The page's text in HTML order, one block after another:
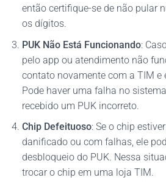
então certifique-se de não pular
os dígitos.
PUK Não Está Funcionando:
pelo app ou atendimento não
contato novamente com a TIM e
Pode haver uma falha no
recebido um PUK incorreto.
Chip Defeituoso: Se o chip
danificado ou com falhas, ele
desbloqueio do PUK. Nessa
trocar o chip em uma loja TIM.